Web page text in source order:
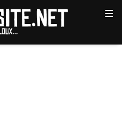
≡